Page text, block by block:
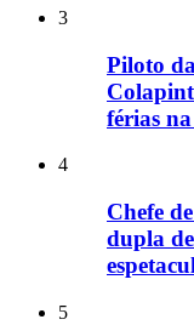
3
Piloto
férias
4
Chefe
dupla
5